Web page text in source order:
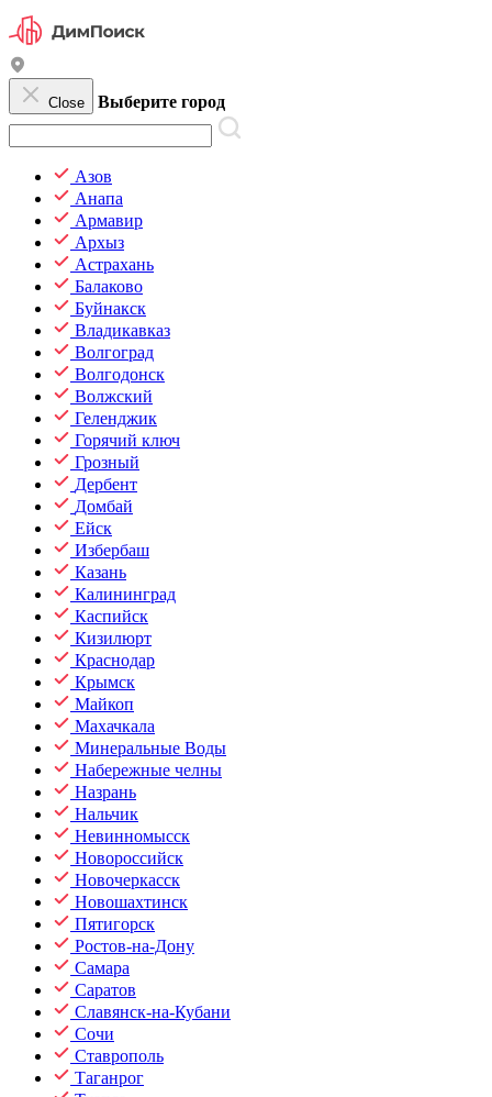
Close Выберите город
Азов
Анапа
Армавир
Архыз
Астрахань
Балаково
Буйнакск
Владикавказ
Волгоград
Волгодонск
Волжский
Геленджик
Горячий ключ
Грозный
Дербент
Домбай
Ейск
Избербаш
Казань
Калининград
Каспийск
Кизилюрт
Краснодар
Крымск
Майкоп
Махачкала
Минеральные Воды
Набережные челны
Назрань
Нальчик
Невинномысск
Новороссийск
Новочеркасск
Новошахтинск
Пятигорск
Ростов-на-Дону
Самара
Саратов
Славянск-на-Кубани
Сочи
Ставрополь
Таганрог